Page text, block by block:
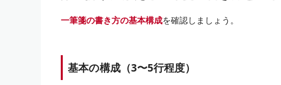
一筆箋の書き方の基本構成を確認しましょう。
基本の構成（3〜5行程度）